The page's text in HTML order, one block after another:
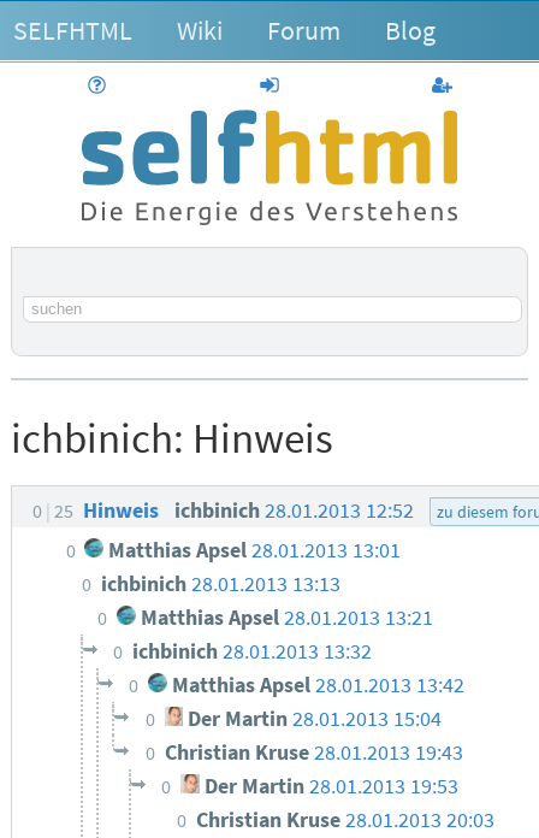
SELFHTML Wiki Forum Blog
anmelden
Suchbegriff
ichbinich: Hinweis
0 25 Hinweis ichbinich28.01.2013 12:52 zu diesem
0 Matthias Apsel28.01.2013 13:01
0 ichbinich28.01.2013 13:13
0 Matthias Apsel28.01.2013 13:21
0 ichbinich28.01.2013 13:32
0 Matthias Apsel28.01.2013 13:42
0 Der Martin28.01.2013 15:04
0 Christian Kruse28.01.2013 19:43
0 Der Martin 28.01.2013 19:53
0 Christian Kruse28.01.2013 20:03